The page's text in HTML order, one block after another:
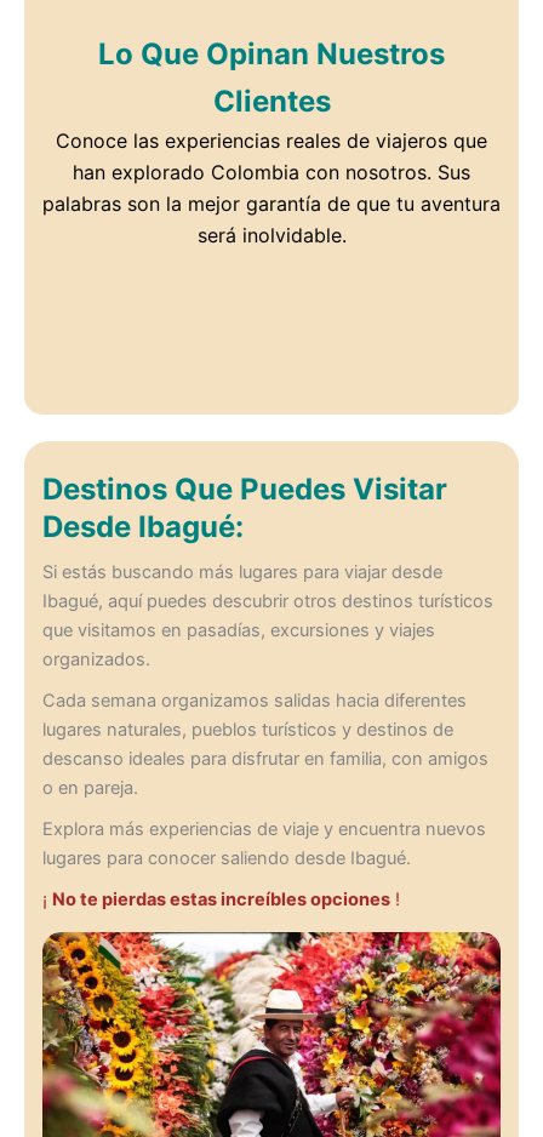
Lo Que Opinan Nuestros
Clientes
Conoce las experiencias reales de viajeros que
han explorado Colombia con nosotros. Sus
palabras son la mejor garantía de que tu aventura
será inolvidable.
Destinos Que Puedes Visitar
Desde Ibagué:
Si estás buscando más lugares para viajar desde
Ibagué, aquí puedes descubrir otros destinos turísticos
que visitamos en pasadías, excursiones y viajes
organizados.
Cada semana organizamos salidas hacia diferentes
lugares naturales, pueblos turísticos y destinos de
descanso ideales para disfrutar en familia, con amigos
o en pareja.
Explora más experiencias de viaje y encuentra nuevos
lugares para conocer saliendo desde Ibagué.
¡ No te pierdas estas increíbles opciones!